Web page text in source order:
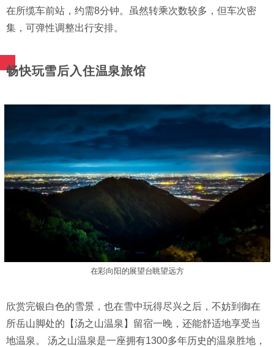
在所缆车前站，约需8分钟。虽然转乘次数较多，但车次密
集，可弹性调整出行安排。
畅快玩雪后入住温泉旅馆
在彩向阳的展望台眺望远方
欣赏完银白色的雪景，也在雪中玩得尽兴之后，不妨到御在
所岳山脚处的【汤之山温泉】留宿一晚，还能舒适地享受当
地温泉。 汤之山温泉是一座拥有1300多年历史的温泉胜地，